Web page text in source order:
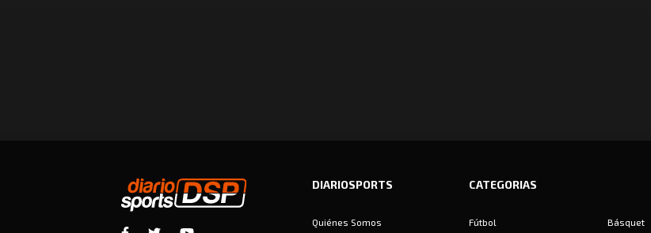
DIARIOSPORTS
Quiénes Somos
CATEGORIAS
Fútbol
Básquet